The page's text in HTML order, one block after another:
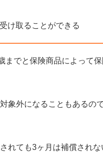
け取ることができる
までと保険商品によって
象外になることもあるの
れても3ヶ月は補償されな